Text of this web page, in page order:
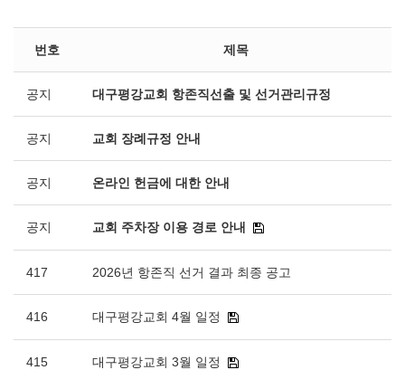
번호 제목
공지 대구평강교회 항존직선출 및 선거관리규정
공지 교회 장례규정 안내
공지 온라인 헌금에 대한 안내
공지 교회 주차장 이용 경로 안내
417 2026년 항존직 선거 결과 최종 공고
416 대구평강교회 4월 일정
415 대구평강교회 3월 일정